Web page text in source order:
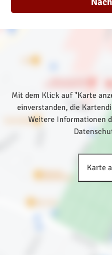
Mit dem Klick auf "Karte
einverstanden, die
Weitere Informationen
Karte